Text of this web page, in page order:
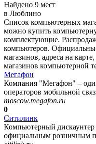
Найдено 9 мест
в Люблино
Список компьютерных
можно купить
комплектующие.
компьютеров.
магазинов, адреса на
магазинов компьютерной
Мегафон
Компания "Мегафон" –
операторов мобильной
moscow.megafon.ru
0
Ситилинк
Компьютерный
официальным розничным